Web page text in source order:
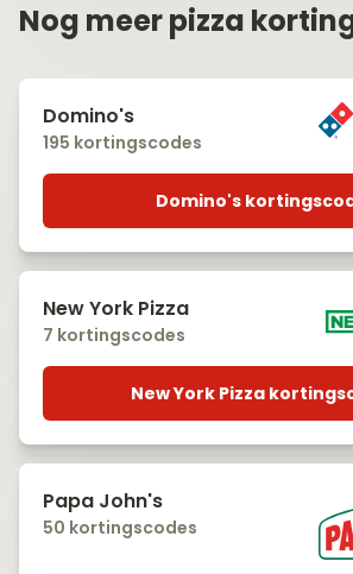
Nog meer pizza
Domino's
195 kortingscodes
Domino's
New York Pizza
7 kortingscodes
New York Pizza
Papa John's
50 kortingscodes